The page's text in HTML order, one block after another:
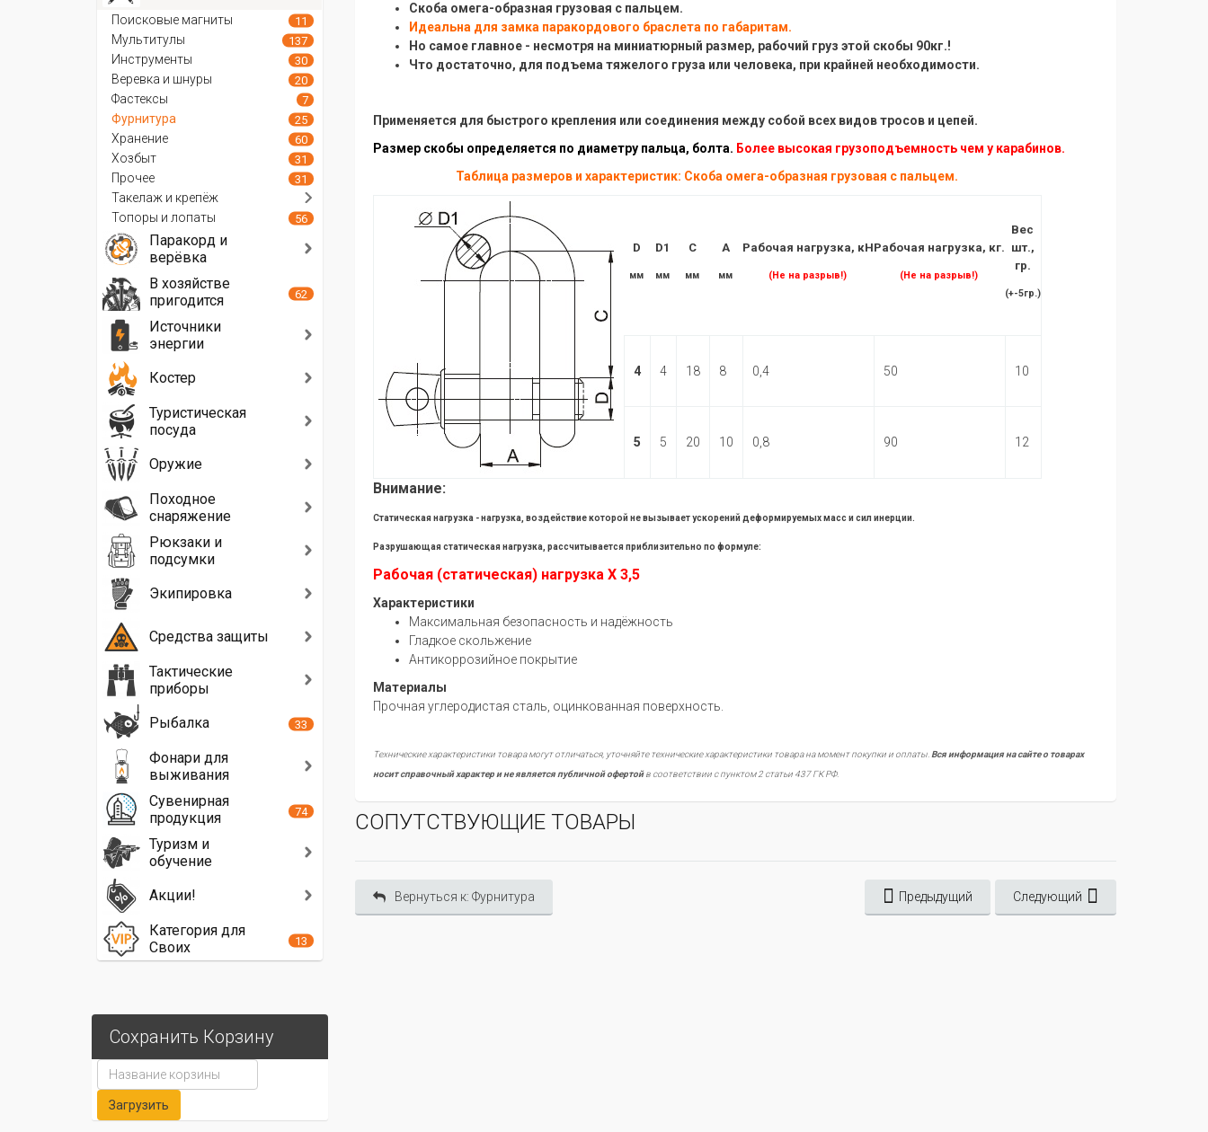
Скоба омега-образная грузовая с пальцем.
Идеальна для замка паракордового браслета по габаритам.
Но самое главное - несмотря на миниатюрный размер, рабочий груз этой скобы 90кг.!
Что достаточно, для подъема тяжелого груза или человека, при крайней необходимости.
Применяется для быстрого крепления или соединения между собой всех видов тросов и цепей.
Размер скобы определяется по диаметру пальца, болта. Более высокая грузоподъемность чем у карабинов.
Таблица размеров и характеристик: Скоба омега-образная грузовая с пальцем.
D
мм
D1
мм
C
мм
A
мм
Рабочая нагрузка, кН
(Не на разрыв!)
Рабочая нагрузка, кг.
(Не на разрыв!)
Вес
шт.,
гр.
(+-5гр.)
4 4 18 8 0,4 50 10
5 5 20 10 0,8 90 12
Внимание:
Статическая нагрузка - нагрузка, воздействие которой не вызывает ускорений деформируемых масс и сил инерции.
Разрушающая статическая нагрузка, рассчитывается приблизительно по формуле:
Рабочая (статическая) нагрузка Х 3,5
Характеристики
Максимальная безопасность и надёжность
Гладкое скольжение
Антикоррозийное покрытие
Материалы
Прочная углеродистая сталь, оцинкованная поверхность.
Технические характеристики товара могут отличаться, уточняйте технические характеристики товара на момент покупки и оплаты. Вся информация на сайте о товарах
носит справочный характер и не является публичной офертойв соответствии с пунктом 2 статьи 437 ГК РФ.
СОПУТСТВУЮЩИЕ ТОВАРЫ
Вернуться к: Фурнитура Предыдущий Следующий
Поисковые магниты 11
Мультитулы 137
Инструменты 30
Веревка и шнуры 20
Фастексы 7
Фурнитура 25
Хранение 60
Хозбыт 31
Прочее 31
Такелаж и крепёж
Топоры и лопаты
56
Паракорд и
верёвка
В хозяйстве
пригодится
62
Источники
энергии
Костер
Туристическая
посуда
Оружие
Походное
снаряжение
Рюкзаки и
подсумки
Экипировка
Средства защиты
Тактические
приборы
Рыбалка
33
Фонари для
выживания
Сувенирная
продукция
74
Туризм и
обучение
Акции!
Категория для
Своих
13
Сохранить Корзину